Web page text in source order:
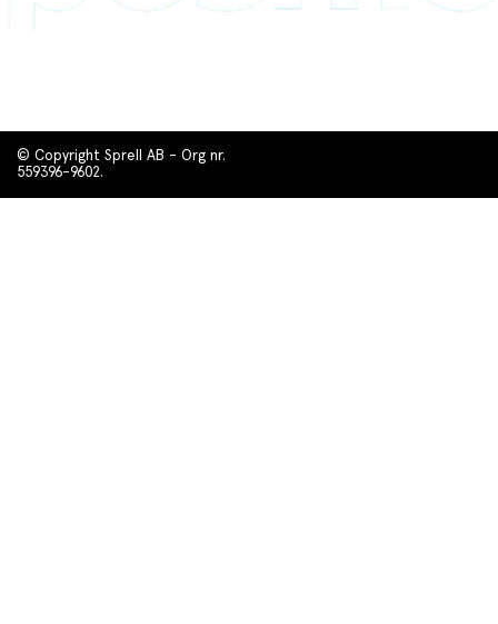
© Copyright Sprell AB - Org nr.
559396-9602.